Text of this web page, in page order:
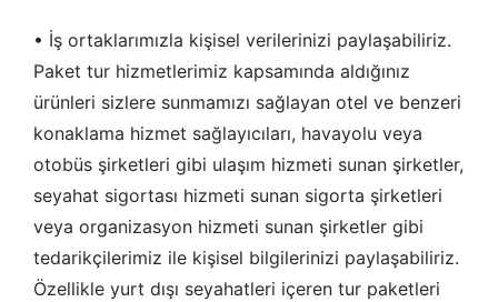
Tercihleri Kaydet
• İş ortaklarımızla kişisel verilerinizi paylaşabiliriz.
Paket tur hizmetlerimiz kapsamında aldığınız
ürünleri sizlere sunmamızı sağlayan otel ve benzeri
konaklama hizmet sağlayıcıları, havayolu veya
otobüs şirketleri gibi ulaşım hizmeti sunan şirketler,
seyahat sigortası hizmeti sunan sigorta şirketleri
veya organizasyon hizmeti sunan şirketler gibi
tedarikçilerimiz ile kişisel bilgilerinizi paylaşabiliriz.
Özellikle yurt dışı seyahatleri içeren tur paketleri